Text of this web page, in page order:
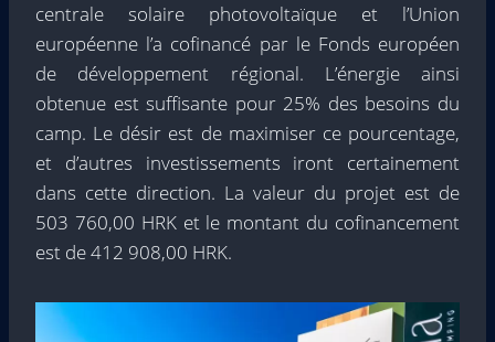
centrale solaire photovoltaïque et l’Union
européenne l’a cofinancé par le Fonds européen
de développement régional. L’énergie ainsi
obtenue est suffisante pour 25% des besoins du
camp. Le désir est de maximiser ce pourcentage,
et d’autres investissements iront certainement
dans cette direction. La valeur du projet est de
503 760,00 HRK et le montant du cofinancement
est de 412 908,00 HRK.